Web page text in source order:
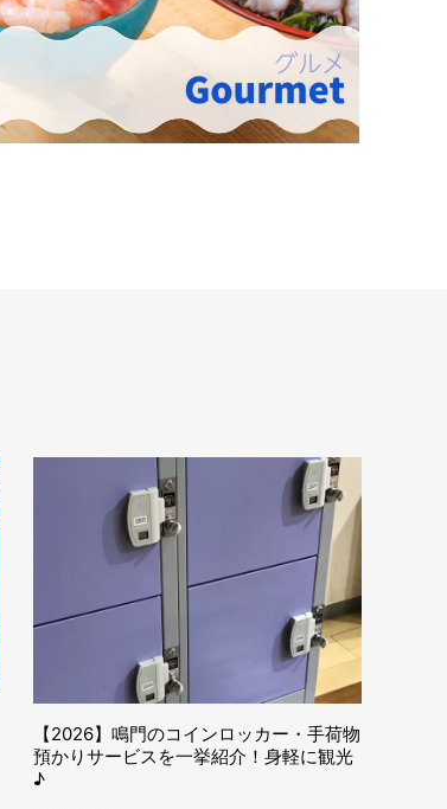
【2026】鳴門のコインロッカー・手荷物
預かりサービスを一挙紹介！身軽に観光
♪